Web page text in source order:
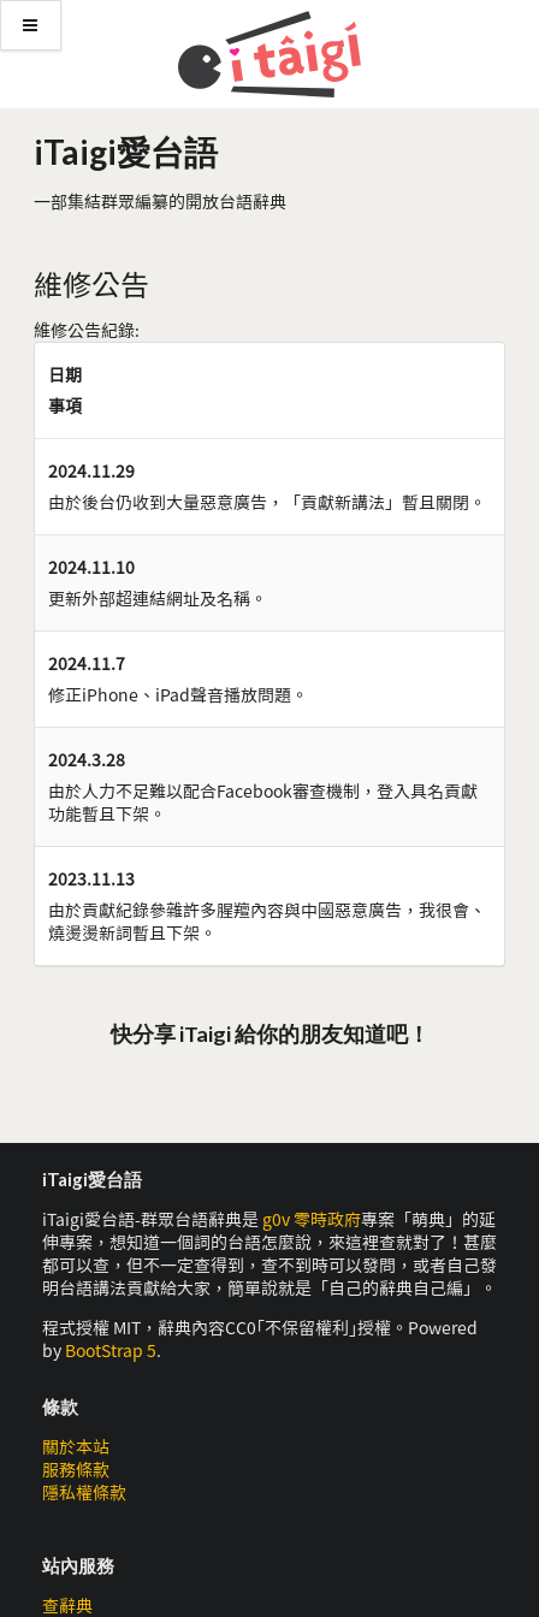
iTaigi愛台語
一部集結群眾編纂的開放台語辭典
維修公告
維修公告紀錄:
日期
事項
2024.11.29
由於後台仍收到大量惡意廣告，「貢獻新講法」暫且關閉。
2024.11.10
更新外部超連結網址及名稱。
2024.11.7
修正iPhone、iPad聲音播放問題。
2024.3.28
由於人力不足難以配合Facebook審查機制，登入具名貢獻
功能暫且下架。
2023.11.13
由於貢獻紀錄參雜許多腥羶內容與中國惡意廣告，我很會、
燒燙燙新詞暫且下架。
快分享 iTaigi 給你的朋友知道吧！
iTaigi愛台語
iTaigi愛台語-群眾台語辭典是 g0v 零時政府專案「萌典」的延
伸專案，想知道一個詞的台語怎麼說，來這裡查就對了！甚麼
都可以查，但不一定查得到，查不到時可以發問，或者自己發
明台語講法貢獻給大家，簡單說就是「自己的辭典自己編」。
程式授權 MIT，辭典內容CC0｢不保留權利｣授權。Powered
by BootStrap 5.
條款
關於本站
服務條款
隱私權條款
站內服務
查辭典